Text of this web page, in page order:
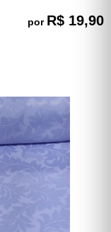
por R$ 19,90